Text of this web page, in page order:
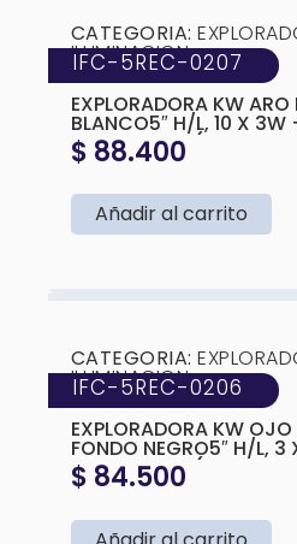
❮
IFC-5REC-0207
CATEGORIA:
ILUMINACION
MARCA:IFC
EXPLORADORA KW ARO NEON AMARILLO
BLANCO5″ H/L, 10 X
SMD 10-30V, (BLANCA
165X108X65MM
$88.400
Añadir al carrito
❮
IFC-5REC-0206
CATEGORIA:
ILUMINACION
MARCA:IFC
EXPLORADORA KW OJO DE DIABLO
FONDO NEGRO5″ H/L, 3 X
30V,BLANCA (BLANCA
165X108X65MM
$84.500